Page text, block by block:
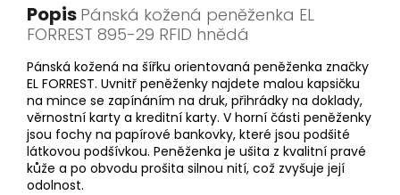
Popis Pánská kožená peněženka EL
FORREST 895-29 RFID hnědá
Pánská kožená na šířku orientovaná peněženka značky
EL FORREST. Uvnitř peněženky najdete malou kapsičku
na mince se zapínáním na druk, přihrádky na doklady,
věrnostní karty a kreditní karty. V horní části peněženky
jsou fochy na papírové bankovky, které jsou podšité
látkovou podšívkou. Peněženka je ušita z kvalitní pravé
kůže a po obvodu prošita silnou nití, což zvyšuje její
odolnost.